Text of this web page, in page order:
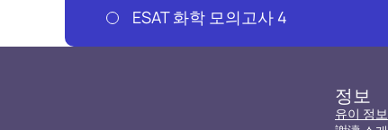
ESAT 화학 모의고사 4
정보
유이 정보